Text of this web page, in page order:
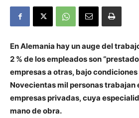
En Alemania hay un auge del
2 % de los empleados son
empresas a otras, bajo
Novecientas mil personas trabajan
empresas privadas, cuya
mano de obra.